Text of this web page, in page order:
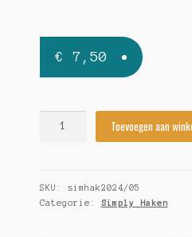
€ 7,50
Toevoegen aan
SKU: simhak2024/05
Categorie: Simply Haken